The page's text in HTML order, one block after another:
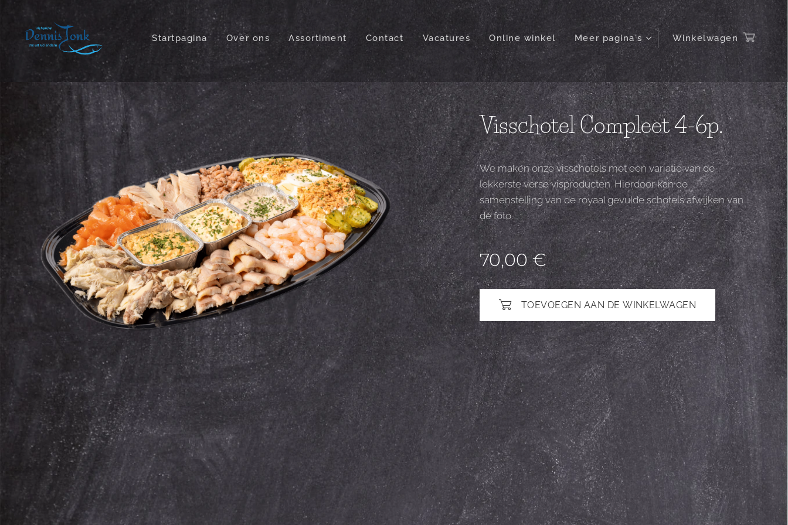
Startpagina Over ons Assortiment Contact Vacatures Online winkel Meer pagina's Winkelwagen
Visschotel Compleet 4-6p.
We maken onze visschotels met een variatie van de
lekkerste verse visproducten. Hierdoor kan de
samenstelling van de royaal gevulde schotels afwijken van
de foto.
70,00€
TOEVOEGEN AAN DE WINKELWAGEN